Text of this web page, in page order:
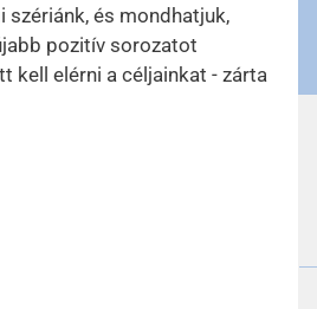
és mondhatjuk,
pozitív sorozatot
kell elérni a céljainkat - zárta